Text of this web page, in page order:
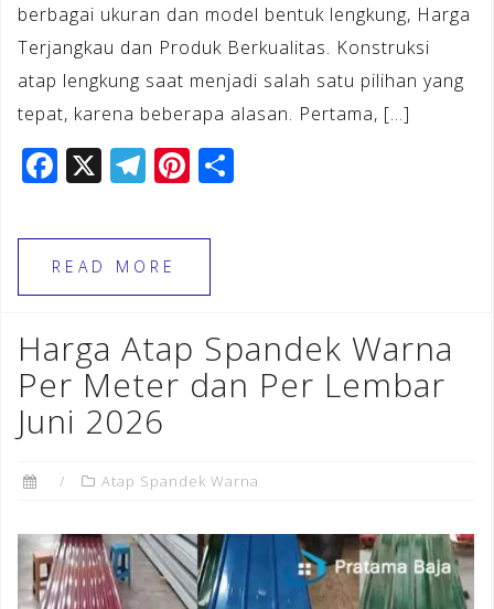
berbagai ukuran dan model bentuk lengkung, Harga
Terjangkau dan Produk Berkualitas. Konstruksi
atap lengkung saat menjadi salah satu pilihan yang
tepat, karena beberapa alasan. Pertama, […]
F
c
e
b
o
o
k
X T
e
gr
a
m
Pi
te
e
st
READ MORE
Harga Atap Spandek Warna
Per Meter dan Per Lembar
Juni 2026
Atap Spandek Warna